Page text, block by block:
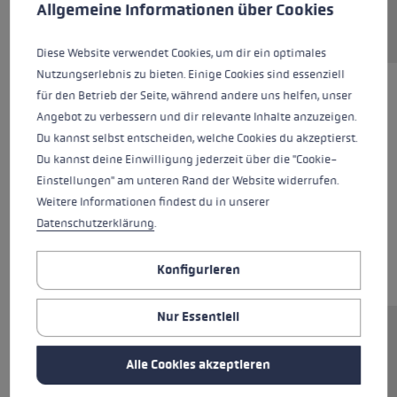
Ersatzsegment (Mittelteil) für LEKI FX.One
Stöcke. Abmessungen: 14x313mm.
Rohrmaterial: Aluminium.
Allgemeine Informationen über Cookies
Diese Website verwendet Cookies, um dir ein optimales
Nutzungserlebnis zu bieten. Einige Cookies sind essenziell
für den Betrieb der Seite, während andere uns helfen, unser
Angebot zu verbessern und dir relevante Inhalte anzuzeigen.
Du kannst selbst entscheiden, welche Cookies du akzeptierst.
Du kannst deine Einwilligung jederzeit über die "Cookie-
Einstellungen" am unteren Rand der Website widerrufen.
Weitere Informationen findest du in unserer
Datenschutzerklärung.
Konfigurieren
Nur Essentiell
Alle Cookies akzeptieren